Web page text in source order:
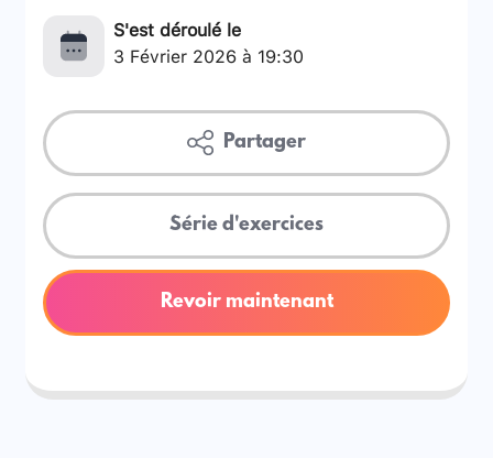
S'est déroulé le
3 Février 2026 à 19:30
Partager
Série d'exercices
Revoir maintenant